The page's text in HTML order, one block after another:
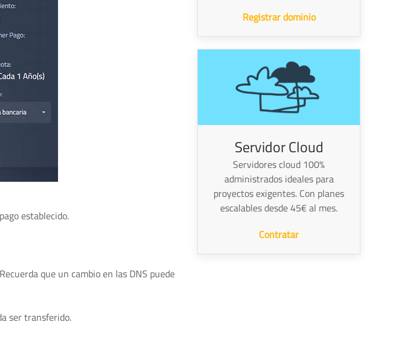
establecido.
que un cambio en las DNS puede
ser transferido.
Registrar dominio
Servidor Cloud
Servidores cloud 100%
administrados ideales para
proyectos exigentes. Con planes
escalables desde 45€ al mes.
Contratar